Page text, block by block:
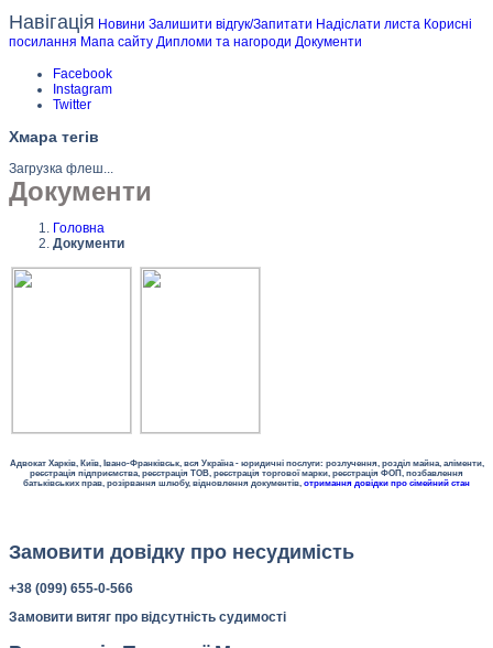
Навігація Новини Залишити відгук/Запитати Надіслати листа Корисні
посилання Мапа сайту Дипломи та нагороди Документи
Facebook
Instagram
Twitter
Хмара тегів
Загрузка флеш...
Документи
Головна
Документи
Адвокат Харків, Київ, Івано-Франківськ, вся Україна - юридичні послуги: розлучення, розділ майна, аліменти,
реєстрація підприємства, реєстрація ТОВ, реєстрація торгової марки, реєстрація ФОП, позбавлення
батьківських прав, розірвання шлюбу, відновлення документів, отримання довідки про сімейний стан
Замовити довідку про несудимість
+38 (099) 655-0-566
Замовити витяг про відсутність судимості